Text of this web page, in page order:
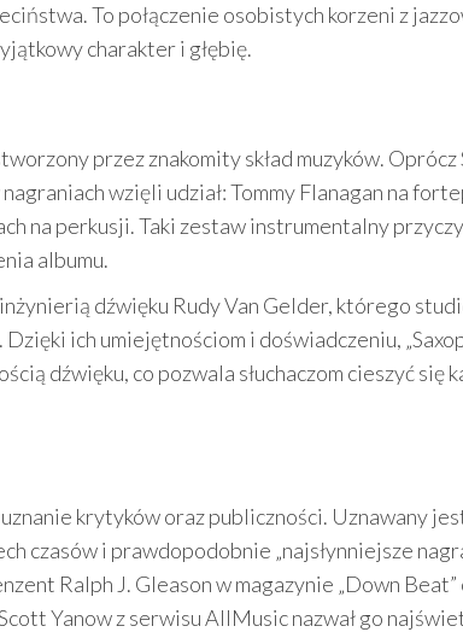
To połączenie osobistych korzeni z
charakter i głębię.
przez znakomity skład muzyków. Oprócz
wzięli udział: Tommy Flanagan na
na perkusji. Taki zestaw instrumentalny
albumu.
dźwięku Rudy Van Gelder, którego
ich umiejętnościom i doświadczeniu,
dźwięku, co pozwala słuchaczom cieszyć się
uznanie krytyków oraz publiczności. Uznawany
czasów i prawdopodobnie „najsłynniejsze
Ralph J. Gleason w magazynie „Down Beat”
Yanow z serwisu AllMusic nazwał go